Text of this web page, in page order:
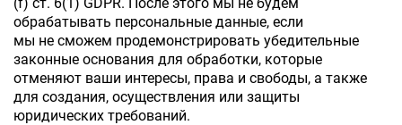
обрабатывать персональные данные, если
мы не сможем продемонстрировать убедительные
законные основания для обработки, которые
отменяют ваши интересы, права и свободы, а также
для создания, осуществления или защиты
юридических требований.